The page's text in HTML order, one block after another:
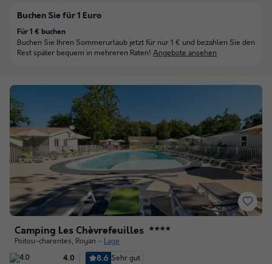
Camping Les Chèvrefeuilles ★★★★
Poitou-charentes, Royan Lage
4.0 8.6 Sehr gut
Buchen Sie für 1 Euro
Für 1 € buchen
Buchen Sie Ihren Sommerurlaub jetzt für nur 1 € und bezahlen Sie den
Rest später bequem in mehreren Raten! Angebote ansehen